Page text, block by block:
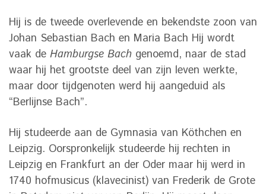
Hij is de tweede overlevende en bekendste zoon van
Johan Sebastian Bach en Maria Bach Hij wordt
vaak de Hamburgse Bach genoemd, naar de stad
waar hij het grootste deel van zijn leven werkte,
maar door tijdgenoten werd hij aangeduid als
“Berlijnse Bach”.
Hij studeerde aan de Gymnasia van Köthchen en
Leipzig. Oorspronkelijk studeerde hij rechten in
Leipzig en Frankfurt an der Oder maar hij werd in
1740 hofmusicus (klavecinist) van Frederik de Grote